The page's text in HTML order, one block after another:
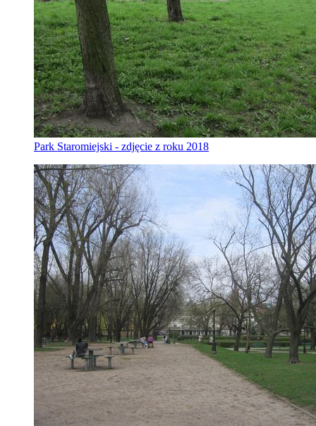
Park Staromiejski - zdjęcie z roku 2018